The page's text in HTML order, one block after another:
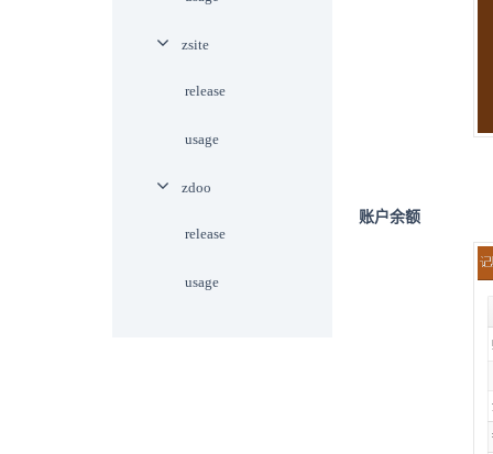
账户余额
zsite
release
usage
zdoo
release
usage